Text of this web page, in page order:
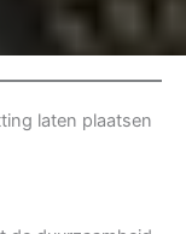
laten plaatsen